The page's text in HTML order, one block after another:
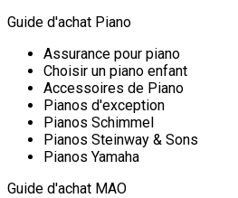
Guide d'achat Piano
Assurance pour piano
Choisir un piano enfant
Accessoires de Piano
Pianos d'exception
Pianos Schimmel
Pianos Steinway & Sons
Pianos Yamaha
Guide d'achat MAO